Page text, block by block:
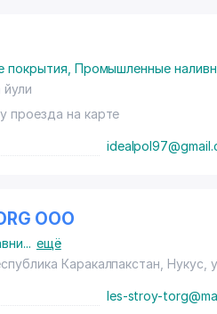
покрытия Промышленные
проезда на карте
ООО
... ещё
Каракалпакстан, Нукус,
les-stroy-